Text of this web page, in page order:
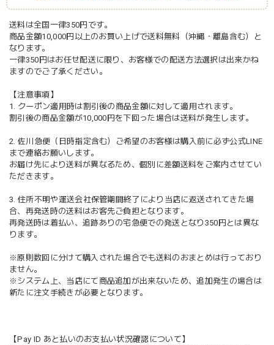
送料は全国一律350円です。
商品金額10,000円以上のお買い上げで送料無料（沖縄・離島含む）と
なります。
一律350円はお任せ配送に限り、お客様での配送方法選択は出来かね
ますのでご了承ください。
【注意事項】
1. クーポン適用時は割引後の商品金額に対して適用されます。
割引後の商品金額が10,000円を下回った場合は送料が発生します。
2. 佐川急便（日時指定含む）ご希望のお客様は購入前に必ず公式LINE
まで連絡お願いします。
お届け先により送料が異なるため、個別に差額送料をご案内させてい
ただきます。
3. 住所不明や運送会社保管期間終了により当店に返送されてきた場
合、再発送時の送料はお客先ご負担となります。
再発送時は着払い、追跡ありの宅急便での発送となり350円とは異な
ります。
※原則数回に分けて購入された場合でも送料のおまとめは行っており
ません。
※システム上、当店にて商品追加が出来ないため、追加発生の場合は
新たに注文手続きが必要となります。
【Pay ID あと払いのお支払い状況確認について】